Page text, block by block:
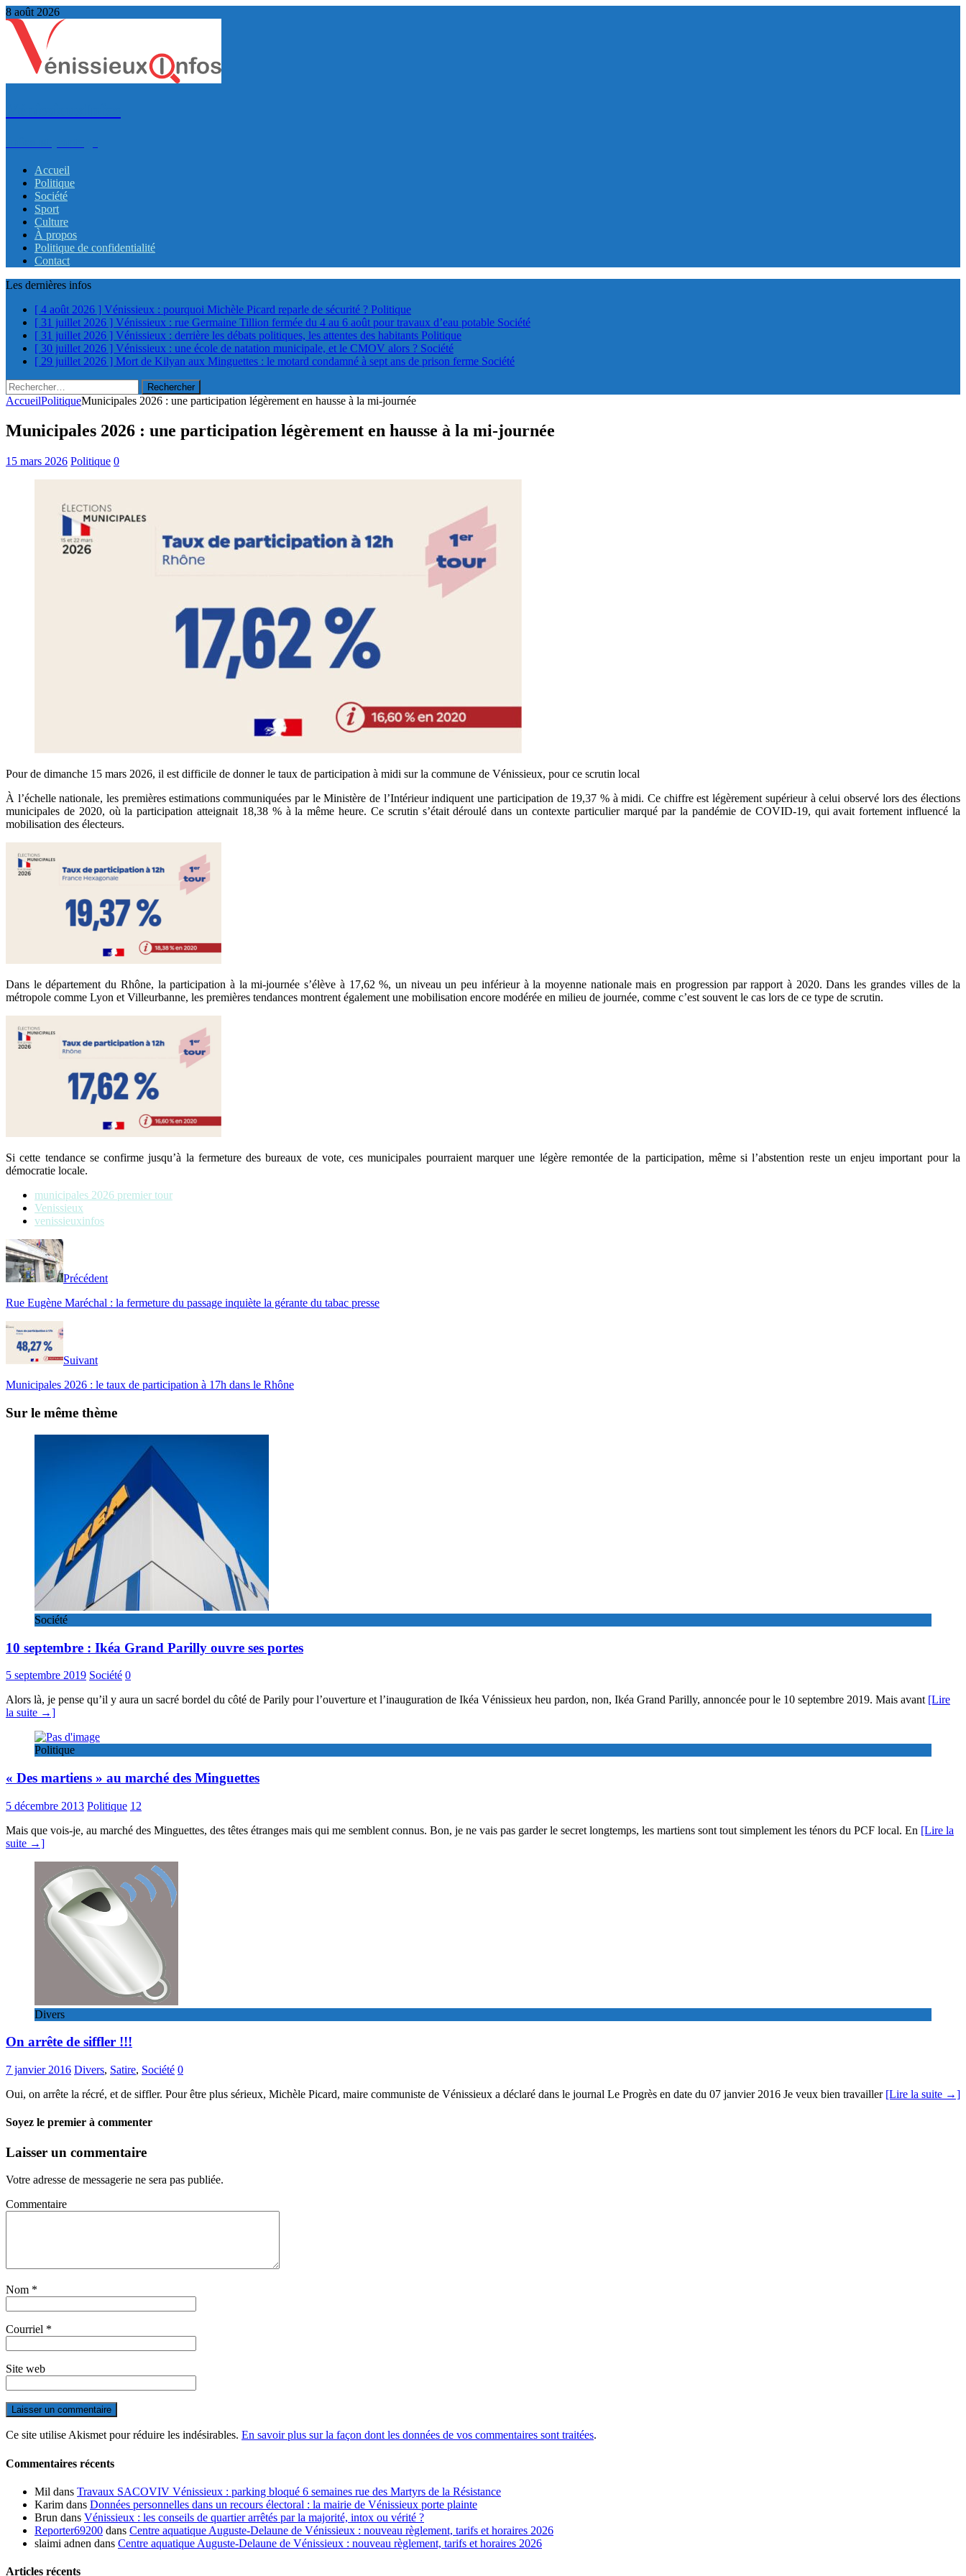
8 août 2026
Accueil
Politique
Société
Sport
Culture
À propos
Politique de confidentialité
Contact
Les dernières infos
[ 4 août 2026 ] Vénissieux : pourquoi Michèle Picard reparle de sécurité ? Politique
[ 31 juillet 2026 ] Vénissieux : rue Germaine Tillion fermée du 4 au 6 août pour travaux d’eau potable Société
[ 31 juillet 2026 ] Vénissieux : derrière les débats politiques, les attentes des habitants Politique
[ 30 juillet 2026 ] Vénissieux : une école de natation municipale, et le CMOV alors ? Société
[ 29 juillet 2026 ] Mort de Kilyan aux Minguettes : le motard condamné à sept ans de prison ferme Société
Rechercher :
AccueilPolitiqueMunicipales 2026 : une participation légèrement en hausse à la mi-journée
Municipales 2026 : une participation légèrement en hausse à la mi-journée
15 mars 2026 Politique 0
Pour de dimanche 15 mars 2026, il est difficile de donner le taux de participation à midi sur la commune de Vénissieux, pour ce scrutin local
À l’échelle nationale, les premières estimations communiquées par le Ministère de l’Intérieur indiquent une participation de 19,37 % à midi. Ce chiffre est légèrement supérieur à celui observé lors des élections
municipales de 2020, où la participation atteignait 18,38 % à la même heure. Ce scrutin s’était déroulé dans un contexte particulier marqué par la pandémie de COVID-19, qui avait fortement influencé la
mobilisation des électeurs.
Dans le département du Rhône, la participation à la mi-journée s’élève à 17,62 %, un niveau un peu inférieur à la moyenne nationale mais en progression par rapport à 2020. Dans les grandes villes de la
métropole comme Lyon et Villeurbanne, les premières tendances montrent également une mobilisation encore modérée en milieu de journée, comme c’est souvent le cas lors de ce type de scrutin.
Si cette tendance se confirme jusqu’à la fermeture des bureaux de vote, ces municipales pourraient marquer une légère remontée de la participation, même si l’abstention reste un enjeu important pour la
démocratie locale.
municipales 2026 premier tour
Venissieux
venissieuxinfos
Précédent
Rue Eugène Maréchal : la fermeture du passage inquiète la gérante du tabac presse
Suivant
Municipales 2026 : le taux de participation à 17h dans le Rhône
Sur le même thème
Société
10 septembre : Ikéa Grand Parilly ouvre ses portes
5 septembre 2019 Société 0
Alors là, je pense qu’il y aura un sacré bordel du côté de Parily pour l’ouverture et l’inauguration de Ikéa Vénissieux heu pardon, non, Ikéa Grand Parilly, annoncée pour le 10 septembre 2019. Mais avant [Lire
la suite →]
Politique
« Des martiens » au marché des Minguettes
5 décembre 2013 Politique 12
Mais que vois-je, au marché des Minguettes, des têtes étranges mais qui me semblent connus. Bon, je ne vais pas garder le secret longtemps, les martiens sont tout simplement les ténors du PCF local. En [Lire la
suite →]
Divers
On arrête de siffler !!!
7 janvier 2016 Divers, Satire, Société 0
Oui, on arrête la récré, et de siffler. Pour être plus sérieux, Michèle Picard, maire communiste de Vénissieux a déclaré dans le journal Le Progrès en date du 07 janvier 2016 Je veux bien travailler [Lire la suite →]
Soyez le premier à commenter
Laisser un commentaire
Votre adresse de messagerie ne sera pas publiée.
Commentaire
Nom *
Courriel *
Site web
Ce site utilise Akismet pour réduire les indésirables. En savoir plus sur la façon dont les données de vos commentaires sont traitées.
Commentaires récents
Mil dans Travaux SACOVIV Vénissieux : parking bloqué 6 semaines rue des Martyrs de la Résistance
Karim dans Données personnelles dans un recours électoral : la mairie de Vénissieux porte plainte
Brun dans Vénissieux : les conseils de quartier arrêtés par la majorité, intox ou vérité ?
Reporter69200 dans Centre aquatique Auguste-Delaune de Vénissieux : nouveau règlement, tarifs et horaires 2026
slaimi adnen dans Centre aquatique Auguste-Delaune de Vénissieux : nouveau règlement, tarifs et horaires 2026
Articles récents